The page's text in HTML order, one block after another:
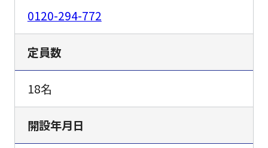
0120-294-772
定員数
18名
開設年月日